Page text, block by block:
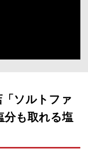
ソルトファ
分も取れる塩